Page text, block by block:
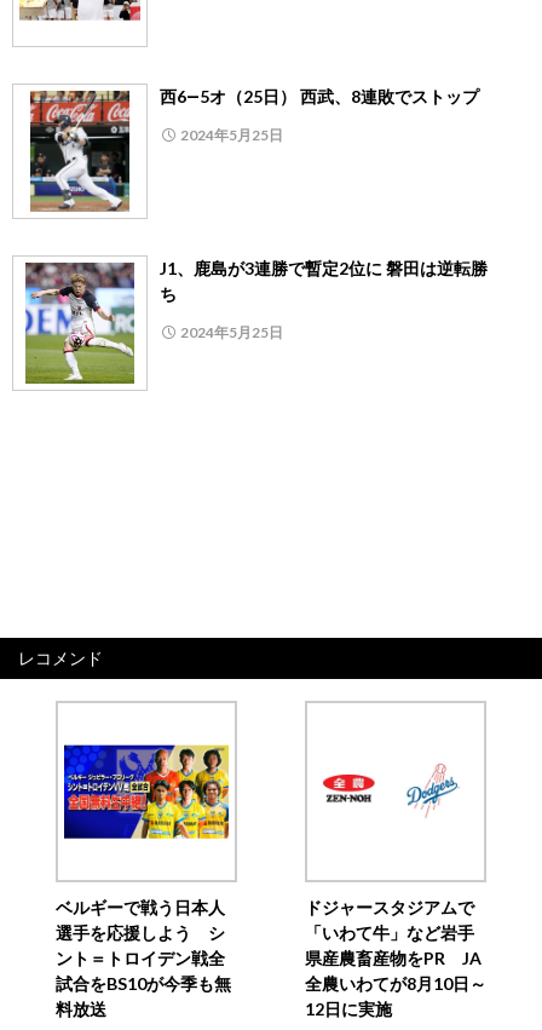
西6―5オ（25日） 西武、8連敗でストップ
2024年5月25日
J1、鹿島が3連勝で暫定2位に 磐田は逆転勝
ち
2024年5月25日
レコメンド
ベルギーで戦う日本人
選手を応援しよう シ
ント＝トロイデン戦全
試合をBS10が今季も無
料放送
ドジャースタジアムで
「いわて牛」など岩手
県産農畜産物をPR JA
全農いわてが8月10日～
12日に実施